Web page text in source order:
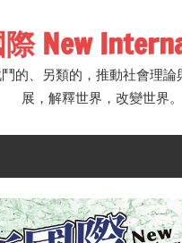
New
的、另類的，推動社會理論
展，解釋世界，改變世界。